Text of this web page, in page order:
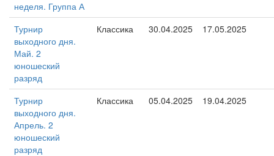
неделя. Группа А
Турнир
выходного дня.
Май. 2
юношеский
разряд
Классика 30.04.2025 17.05.2025
Турнир
выходного дня.
Апрель. 2
юношеский
разряд
Классика 05.04.2025 19.04.2025